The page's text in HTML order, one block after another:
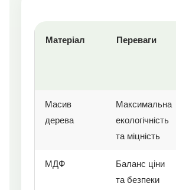
Матеріал Переваги
Масив
дерева
Максимальна
екологічність
та міцність
МДФ
Баланс ціни
та безпеки